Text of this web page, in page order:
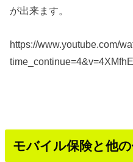
が出来ます。
https://www.youtube.com/
モバイル保険と他